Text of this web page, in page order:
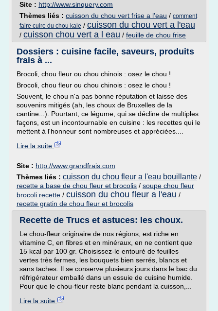
Site : http://www.sinquery.com
Thèmes liés : cuisson du chou vert frise a l'eau / comment
faire cuire du chou kale / cuisson du chou vert a l'eau
/ cuisson chou vert a l eau / feuille de chou frise
Dossiers : cuisine facile, saveurs, produits
frais à ...
Brocoli, chou fleur ou chou chinois : osez le chou !
Brocoli, chou fleur ou chou chinois : osez le chou !
Souvent, le chou n'a pas bonne réputation et laisse des
souvenirs mitigés (ah, les choux de Bruxelles de la
cantine...). Pourtant, ce légume, qui se décline de multiples
façons, est un incontournable en cuisine : les recettes qui le
mettent à l'honneur sont nombreuses et appréciées....
Lire la suite
Site : http://www.grandfrais.com
Thèmes liés : cuisson du chou fleur a l'eau bouillante /
recette a base de chou fleur et brocolis / soupe chou fleur
brocoli recette / cuisson du chou fleur a l'eau /
recette gratin de chou fleur et brocolis
Recette de Trucs et astuces: les choux.
Le chou-fleur originaire de nos régions, est riche en
vitamine C, en fibres et en minéraux, en ne contient que
15 kcal par 100 gr. Choisissez-le entouré de feuilles
vertes très fermes, les bouquets bien serrés, blancs et
sans taches. Il se conserve plusieurs jours dans le bac du
réfrigérateur emballé dans un essuie de cuisine humide.
Pour que le chou-fleur reste blanc pendant la cuisson,...
Lire la suite